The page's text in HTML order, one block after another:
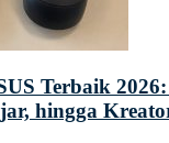
Terbaik
hingga